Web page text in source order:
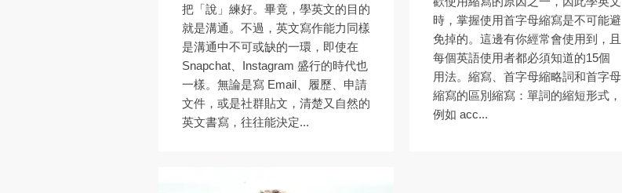
把「說」練好。畢竟，學英文的目的
就是溝通。不過，英文寫作能力同樣
是溝通中不可或缺的一環，即使在
Snapchat、Instagram 盛行的時代也
一樣。無論是寫 Email、履歷、申請
文件，或是社群貼文，清楚又自然的
英文書寫，往往能決定...
時，掌握使用首字母縮寫是不可能避
免掉的。這邊有你經常會使用到，且
每個英語使用者都必須知道的15個
用法。縮寫、首字母縮略詞和首字母
縮寫的區別縮寫：單詞的縮短形式，
例如 acc...